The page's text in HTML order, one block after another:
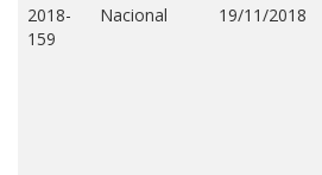
2018-
159
Nacional 19/11/2018